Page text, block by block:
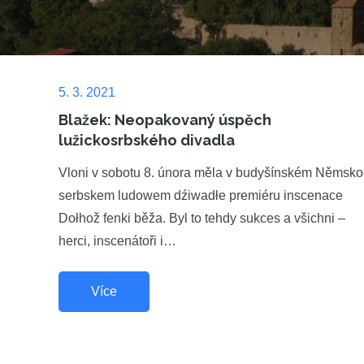
Posted
on
5. 3. 2021
Blažek: Neopakovaný úspěch
lužickosrbského divadla
Vloni v sobotu 8. února měla v budyšínském
serbskem ludowem dźiwadłe premiéru inscenace
Dołhož fenki běža. Byl to tehdy sukces a všichni –
herci, inscenátoři i…
Více